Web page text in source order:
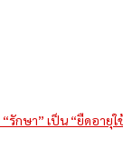
รักษา” เป็น “ยืดอายุใ